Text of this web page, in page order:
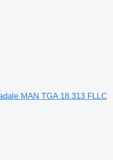
MAN TGA 18.313 FLLC